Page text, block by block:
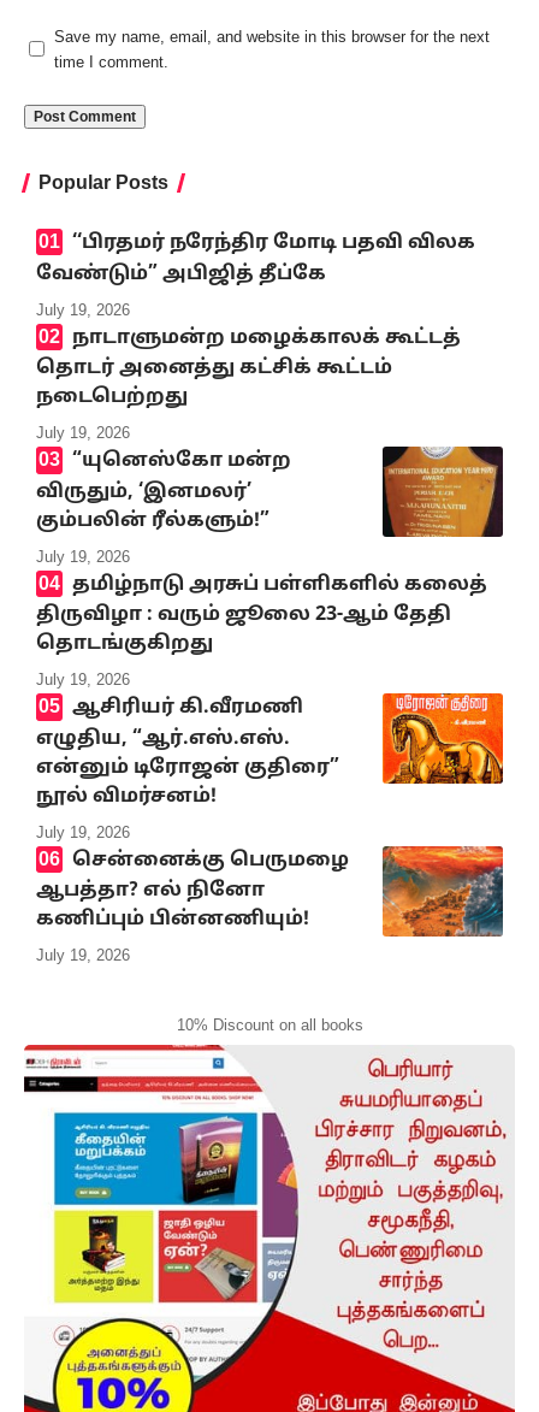
Save my name, email, and website in this browser for the next
time I comment.
Popular Posts
‘‘பிரதமர் நரேந்திர மோடி பதவி விலக
வேண்டும்” அபிஜித் தீப்கே
July 19, 2026
நாடாளுமன்ற மழைக்காலக் கூட்டத்
தொடர் அனைத்து கட்சிக் கூட்டம்
நடைபெற்றது
July 19, 2026
“யுனெஸ்கோ மன்ற
விருதும், ‘இனமலர்’
கும்பலின் ரீல்களும்!”
July 19, 2026
தமிழ்நாடு அரசுப் பள்ளிகளில் கலைத்
திருவிழா : வரும் ஜூலை 23-ஆம் தேதி
தொடங்குகிறது
July 19, 2026
ஆசிரியர் கி.வீரமணி
எழுதிய, “ஆர்.எஸ்.எஸ்.
என்னும் டிரோஜன் குதிரை”
நூல் விமர்சனம்!
July 19, 2026
சென்னைக்கு பெருமழை
ஆபத்தா? எல் நினோ
கணிப்பும் பின்னணியும்!
July 19, 2026
10% Discount on all books